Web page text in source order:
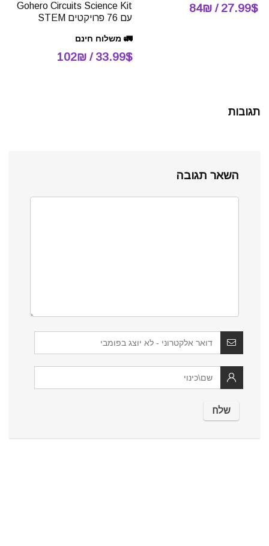
27.99$ / 84₪
Gohero Circuits Science Kit
עם 76 פרויקטים STEM
🚛 משלוח חינם
33.99$ / 102₪
תגובות
השאר תגובה